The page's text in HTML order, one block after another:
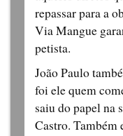
repassar para a
Via Mangue
petista.
João Paulo
foi ele quem
saiu do papel na
Castro. Também